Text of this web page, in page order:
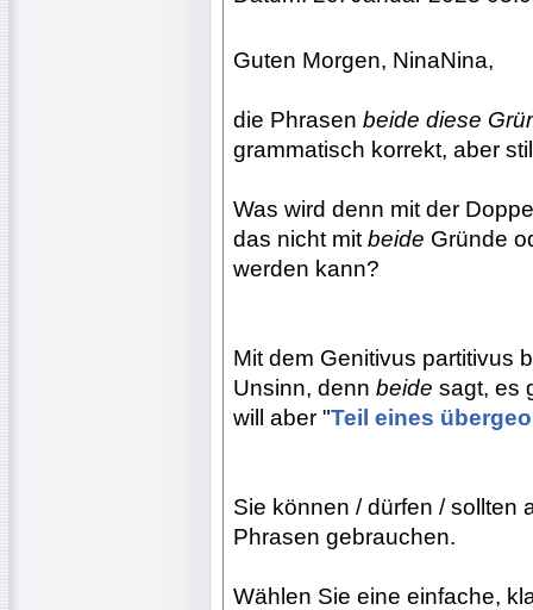
Guten Morgen, NinaNina,
die Phrasen beide diese
grammatisch korrekt, aber
Was wird denn mit der
das nicht mit beide Gründe
werden kann?
Mit dem Genitivus partitivus
Unsinn, denn beide sagt, es
will aber "Teil eines
Sie können / dürfen / sollten
Phrasen gebrauchen.
Wählen Sie eine einfache,